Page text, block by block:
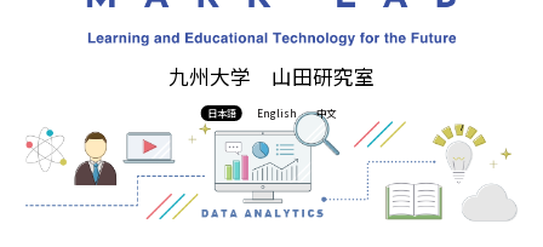
九州大学 山田研究室
日本語 English 中文